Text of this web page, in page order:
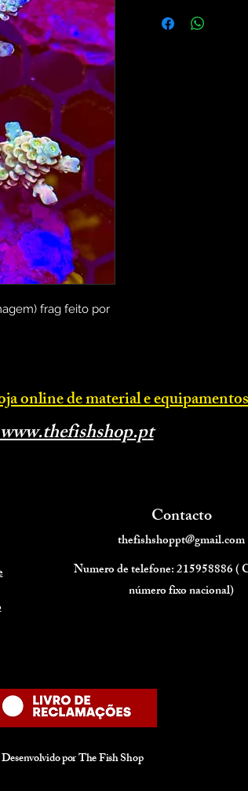
frag feito por
online de material e
www.thefishshop.pt
Contacto
thefishshoppt@gmail.com
Numero de telefone: 215958886 (
número fixo nacional)
Desenvolvido por The Fish Shop